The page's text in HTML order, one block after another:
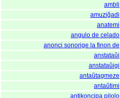
ambli
amuziĝadi
anatemi
angulo de celado
anonci sonorige la finon de
anstataŭi
anstataŭigi
antaŭtagmeze
antaŭtimi
antikoncipa pilolo